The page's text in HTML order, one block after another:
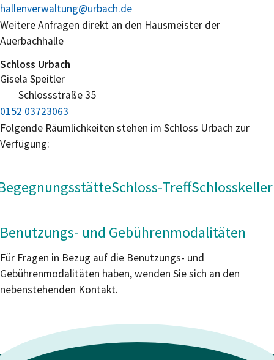
hallenverwaltung@urbach.de
Weitere Anfragen direkt an den Hausmeister der
Auerbachhalle
Gisela Speitler
Schloss Urbach
Schlossstraße 35
0152 03723063
Folgende Räumlichkeiten stehen im Schloss Urbach zur
Verfügung:
Schloss-TreffSchlosskeller
Benutzungs- und Gebührenmodalitäten
Für Fragen in Bezug auf die Benutzungs- und
Gebührenmodalitäten haben, wenden Sie sich an den
nebenstehenden Kontakt.